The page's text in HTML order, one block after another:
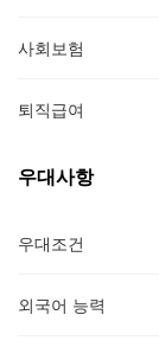
사회보험
퇴직급여
우대사항
우대조건
외국어 능력